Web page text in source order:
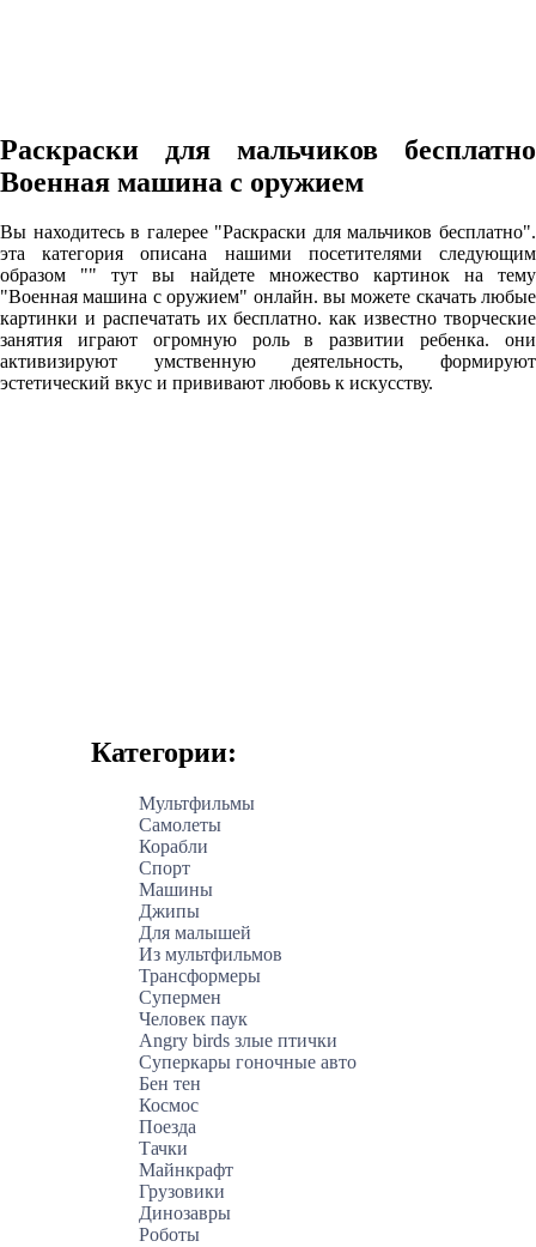
Раскраски для мальчиков бесплатно
Военная машина с оружием
Вы находитесь в галерее "Раскраски для мальчиков бесплатно".
эта категория описана нашими посетителями следующим
образом "" тут вы найдете множество картинок на тему
"Военная машина с оружием" онлайн. вы можете скачать любые
картинки и распечатать их бесплатно. как известно творческие
занятия играют огромную роль в развитии ребенка. они
активизируют умственную деятельность, формируют
эстетический вкус и прививают любовь к искусству.
Категории:
Мультфильмы
Самолеты
Корабли
Спорт
Машины
Джипы
Для малышей
Из мультфильмов
Трансформеры
Супермен
Человек паук
Angry birds злые птички
Суперкары гоночные авто
Бен тен
Космос
Поезда
Тачки
Майнкрафт
Грузовики
Динозавры
Роботы